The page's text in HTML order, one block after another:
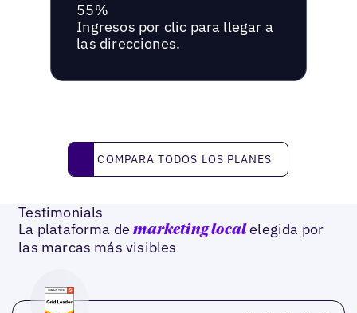
55%
Ingresos por clic para llegar a
las direcciones.
Compara todos los planes
COMPARA TODOS LOS PLANES
Testimonials
La plataforma demarketing localelegida por
las marcas más visibles